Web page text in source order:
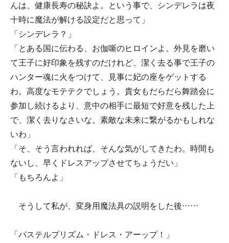
んは、健康長寿の秘訣よ。という事で、シンデレラは夜
十時に魔法が解ける設定だと思って」
「シンデレラ？」
「とある国に伝わる、お伽噺のヒロインよ。外見を磨い
て王子に好印象を残すのだけれど、潔く去る事で王子の
ハンター魂に火をつけて、見事に妃の座をゲットする
わ。高度なモテテクでしょう。貴女もだらだら舞踏会に
参加し続けるより、意中の相手に最短で好意を残した上
で、潔く去りなさいな。素敵な未来に繋がるかもしれな
いわ」
「そ、そう言われれば、そんな気がしてきたわ。時間も
ないし、早くドレスアップさせてちょうだい」
「もちろんよ」
そうして私が、変身用魔法具の説明をした後……
「パステルプリズム・ドレス・アーップ！」